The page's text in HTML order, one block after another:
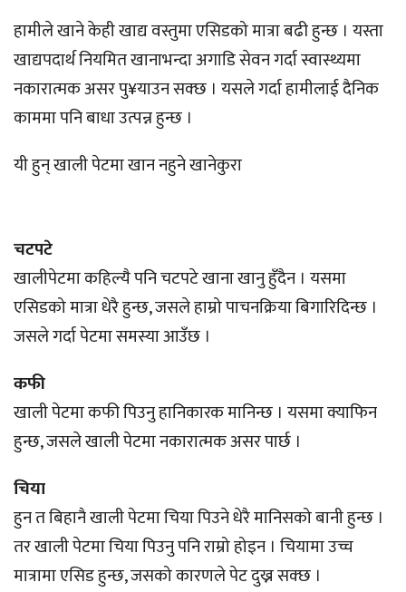
हामीले खाने केही खाद्य वस्तुमा एसिडको मात्रा बढी हुन्छ । यस्ता
खाद्यपदार्थ नियमित खानाभन्दा अगाडि सेवन गर्दा स्वास्थ्यमा
नकारात्मक असर पु¥याउन सक्छ । यसले गर्दा हामीलाई दैनिक
काममा पनि बाधा उत्पन्न हुन्छ ।
यी हुन् खाली पेटमा खान नहुने खानेकुरा
चटपटे
खालीपेटमा कहिल्यै पनि चटपटे खाना खानु हुँदैन । यसमा
एसिडको मात्रा धेरै हुन्छ, जसले हाम्रो पाचनक्रिया बिगारिदिन्छ ।
जसले गर्दा पेटमा समस्या आउँछ ।
कफी
खाली पेटमा कफी पिउनु हानिकारक मानिन्छ । यसमा क्याफिन
हुन्छ, जसले खाली पेटमा नकारात्मक असर पार्छ ।
चिया
हुन त बिहानै खाली पेटमा चिया पिउने धेरै मानिसको बानी हुन्छ ।
तर खाली पेटमा चिया पिउनु पनि राम्रो होइन । चियामा उच्च
मात्रामा एसिड हुन्छ, जसको कारणले पेट दुख्न सक्छ ।